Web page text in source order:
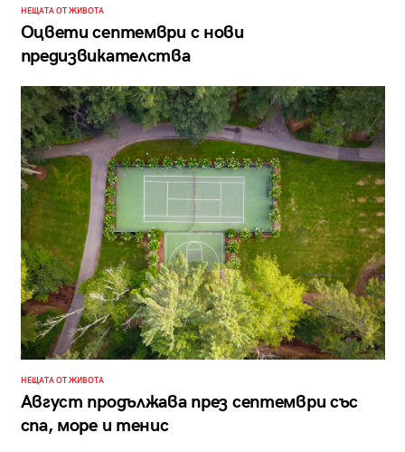
НЕЩАТА ОТ ЖИВОТА
Оцвети септември с нови
предизвикателства
НЕЩАТА ОТ ЖИВОТА
Август продължава през септември със
спа, море и тенис